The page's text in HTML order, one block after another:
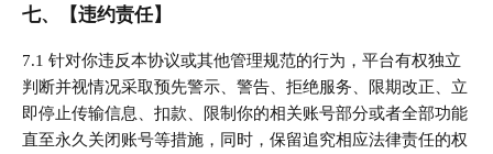
七、【违约责任】
7.1 针对你违反本协议或其他管理规范的行为，平台有权独立
判断并视情况采取预先警示、警告、拒绝服务、限期改正、立
即停止传输信息、扣款、限制你的相关账号部分或者全部功能
直至永久关闭账号等措施，同时，保留追究相应法律责任的权